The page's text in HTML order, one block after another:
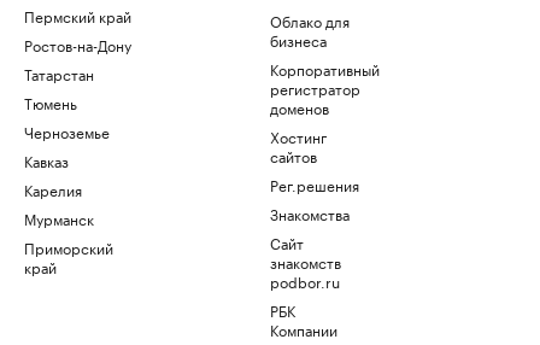
Пермский край
Ростов-на-Дону
Татарстан
Тюмень
Черноземье
Кавказ
Карелия
Мурманск
Приморский
край
Облако для
бизнеса
Корпоративный
регистратор
доменов
Хостинг
сайтов
Рег.решения
Знакомства
Сайт
знакомств
podbor.ru
РБК
Компании